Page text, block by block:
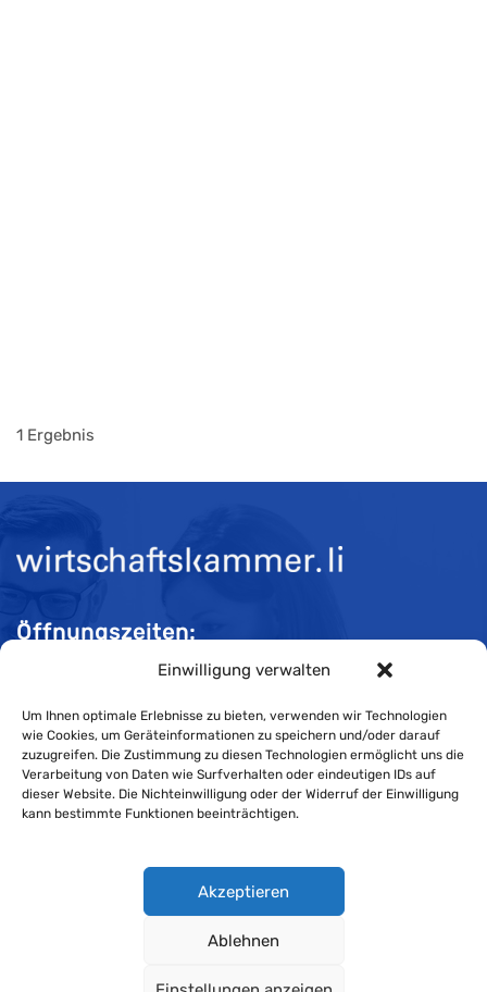
Einwilligung verwalten
Um Ihnen optimale Erlebnisse zu bieten, verwenden wir Technologien
wie Cookies, um Geräteinformationen zu speichern und/oder darauf
zuzugreifen. Die Zustimmung zu diesen Technologien ermöglicht uns die
Verarbeitung von Daten wie Surfverhalten oder eindeutigen IDs auf
dieser Website. Die Nichteinwilligung oder der Widerruf der Einwilligung
kann bestimmte Funktionen beeinträchtigen.
Akzeptieren
Ablehnen
1 Ergebnis
Öffnungszeiten:
Mo-Do 08:00 bis 11:30 und 13:30 bis 16:30 Uhr
Fr 08:00 bis 11:30 und 13:30 bis 16:00 Uhr
Impressum
Cookie-Richtlinie